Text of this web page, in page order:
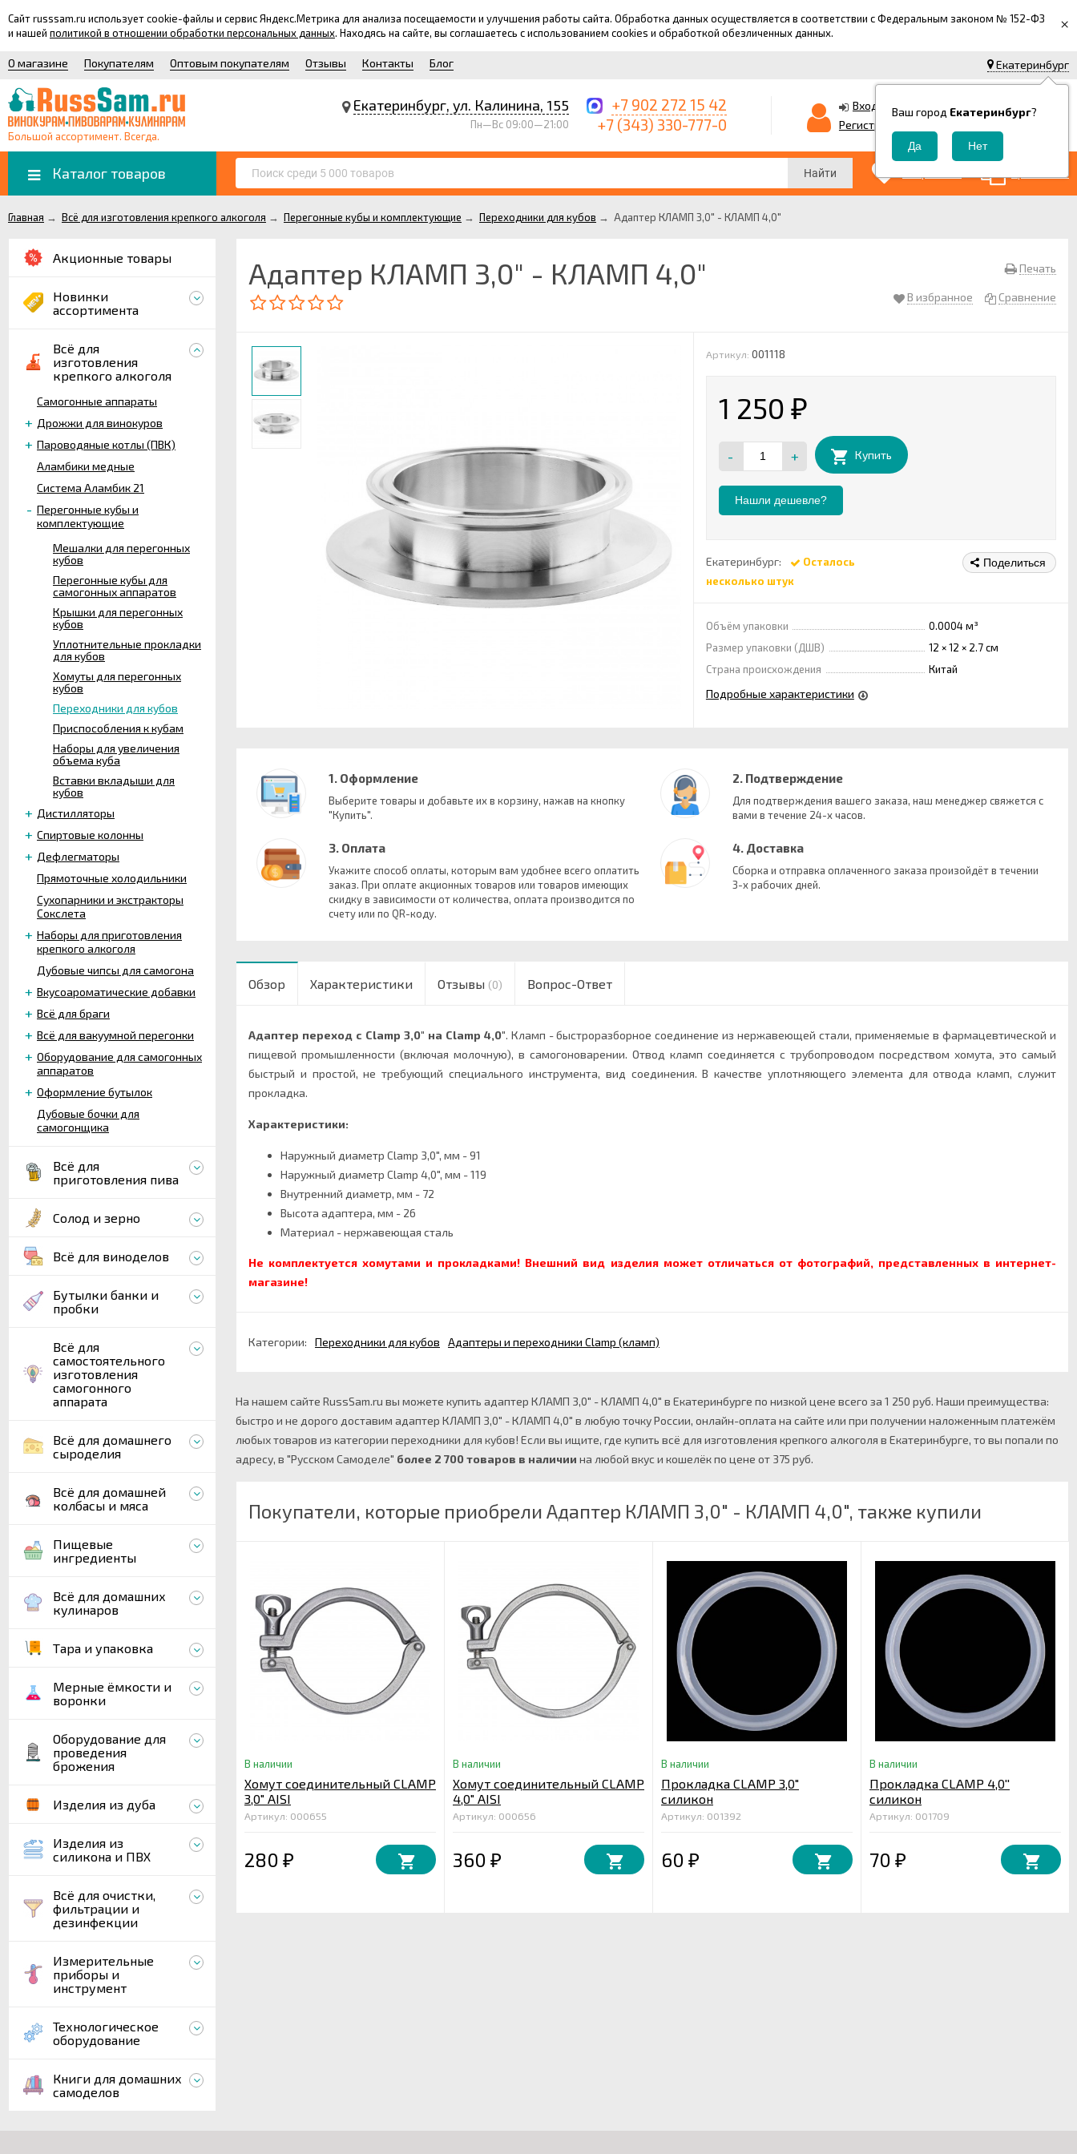
Сайт russsam.ru использует cookie-файлы и сервис Яндекс.Метрика для анализа посещаемости и улучшения работы сайта. Обработка данных осуществляется в соответствии с Федеральным законом № 152-ФЗ
и нашей политикой в отношении обработки персональных данных. Находясь на сайте, вы соглашаетесь с использованием cookies и обработкой обезличенных данных. ×
Екатеринбург
Ваш город Екатеринбург?
О магазине Покупателям Оптовым покупателям Отзывы Контакты Блог
Большой ассортимент. Всегда.
Екатеринбург, ул. Калинина, 155
Пн—Вс 09:00—21:00
+7 902 272 15 42
+7 (343) 330-777-0
Вход
Регистрация
Корзина
0
Каталог товаров Найти Сравнение
Главная → Всё для изготовления крепкого алкоголя → Перегонные кубы и комплектующие → Переходники для кубов → Адаптер КЛАМП 3,0" - КЛАМП 4,0"
Акционные товары
Новинки
ассортимента
Всё для
изготовления
крепкого алкоголя
Самогонные аппараты
Дрожжи для винокуров
Пароводяные котлы (ПВК)
Аламбики медные
Система Аламбик 21
Перегонные кубы и
комплектующие
Мешалки для перегонных
кубов
Перегонные кубы для
самогонных аппаратов
Крышки для перегонных
кубов
Уплотнительные прокладки
для кубов
Хомуты для перегонных
кубов
Переходники для кубов
Приспособления к кубам
Наборы для увеличения
объема куба
Вставки вкладыши для
кубов
Дистилляторы
Спиртовые колонны
Дефлегматоры
Прямоточные холодильники
Сухопарники и экстракторы
Сокслета
Наборы для приготовления
крепкого алкоголя
Дубовые чипсы для самогона
Вкусоароматические добавки
Всё для браги
Всё для вакуумной перегонки
Оборудование для самогонных
аппаратов
Оформление бутылок
Дубовые бочки для
самогонщика
Всё для
приготовления пива
Солод и зерно
Всё для виноделов
Бутылки банки и
пробки
Всё для
самостоятельного
изготовления
самогонного
аппарата
Всё для домашнего
сыроделия
Всё для домашней
колбасы и мяса
Пищевые
ингредиенты
Всё для домашних
кулинаров
Тара и упаковка
Мерные ёмкости и
воронки
Оборудование для
проведения
брожения
Изделия из дуба
Изделия из
силикона и ПВХ
Всё для очистки,
фильтрации и
дезинфекции
Измерительные
приборы и
инструмент
Технологическое
оборудование
Книги для домашних
самоделов
Печать
Адаптер КЛАМП 3,0" - КЛАМП 4,0"
В избранное Сравнение
Артикул: 001118
1 250 ₽
- + Купить
Нашли дешевле?
Екатеринбург:
Осталось
несколько штук
Поделиться
Объём упаковки
0.0004 м³
Размер упаковки (ДШВ)
12 × 12 × 2.7 см
Страна происхождения
Китай
Подробные характеристики
1. Оформление
Выберите товары и добавьте их в корзину, нажав на кнопку
"Купить".
2. Подтверждение
Для подтверждения вашего заказа, наш менеджер свяжется с
вами в течение 24-х часов.
3. Оплата
Укажите способ оплаты, которым вам удобнее всего оплатить
заказ. При оплате акционных товаров или товаров имеющих
скидку в зависимости от количества, оплата производится по
счету или по QR-коду.
4. Доставка
Сборка и отправка оплаченного заказа произойдёт в течении
3-х рабочих дней.
Обзор Характеристики Отзывы (0) Вопрос-Ответ
Адаптер переход с Clamp 3,0" на Clamp 4,0". Кламп - быстроразборное соединение из нержавеющей стали, применяемые в фармацевтической и
пищевой промышленности (включая молочную), в самогоноварении. Отвод кламп соединяется с трубопроводом посредством хомута, это самый
быстрый и простой, не требующий специального инструмента, вид соединения. В качестве уплотняющего элемента для отвода кламп, служит
прокладка.
Характеристики:
Наружный диаметр Clamp 3,0", мм - 91
Наружный диаметр Clamp 4,0", мм - 119
Внутренний диаметр, мм - 72
Высота адаптера, мм - 26
Материал - нержавеющая сталь
Не комплектуется хомутами и прокладками! Внешний вид изделия может отличаться от фотографий, представленных в интернет-
магазине!
Категории: Переходники для кубов Адаптеры и переходники Clamp (кламп)
На нашем сайте RussSam.ru вы можете купить адаптер КЛАМП 3,0" - КЛАМП 4,0" в Екатеринбурге по низкой цене всего за 1 250 руб. Наши преимущества:
быстро и не дорого доставим адаптер КЛАМП 3,0" - КЛАМП 4,0" в любую точку России, онлайн-оплата на сайте или при получении наложенным платежём
любых товаров из категории переходники для кубов! Если вы ищите, где купить всё для изготовления крепкого алкоголя в Екатеринбурге, то вы попали по
адресу, в "Русском Самоделе" более 2 700 товаров в наличии на любой вкус и кошелёк по цене от 375 руб.
Покупатели, которые приобрели Адаптер КЛАМП 3,0" - КЛАМП 4,0", также купили
В наличии
Хомут соединительный CLAMP
3,0" AISI
Артикул: 000655
280 ₽
В наличии
Хомут соединительный CLAMP
4,0" AISI
Артикул: 000656
360 ₽
В наличии
Прокладка CLAMP 3,0"
силикон
Артикул: 001392
60 ₽
В наличии
Прокладка CLAMP 4,0''
силикон
Артикул: 001709
70 ₽